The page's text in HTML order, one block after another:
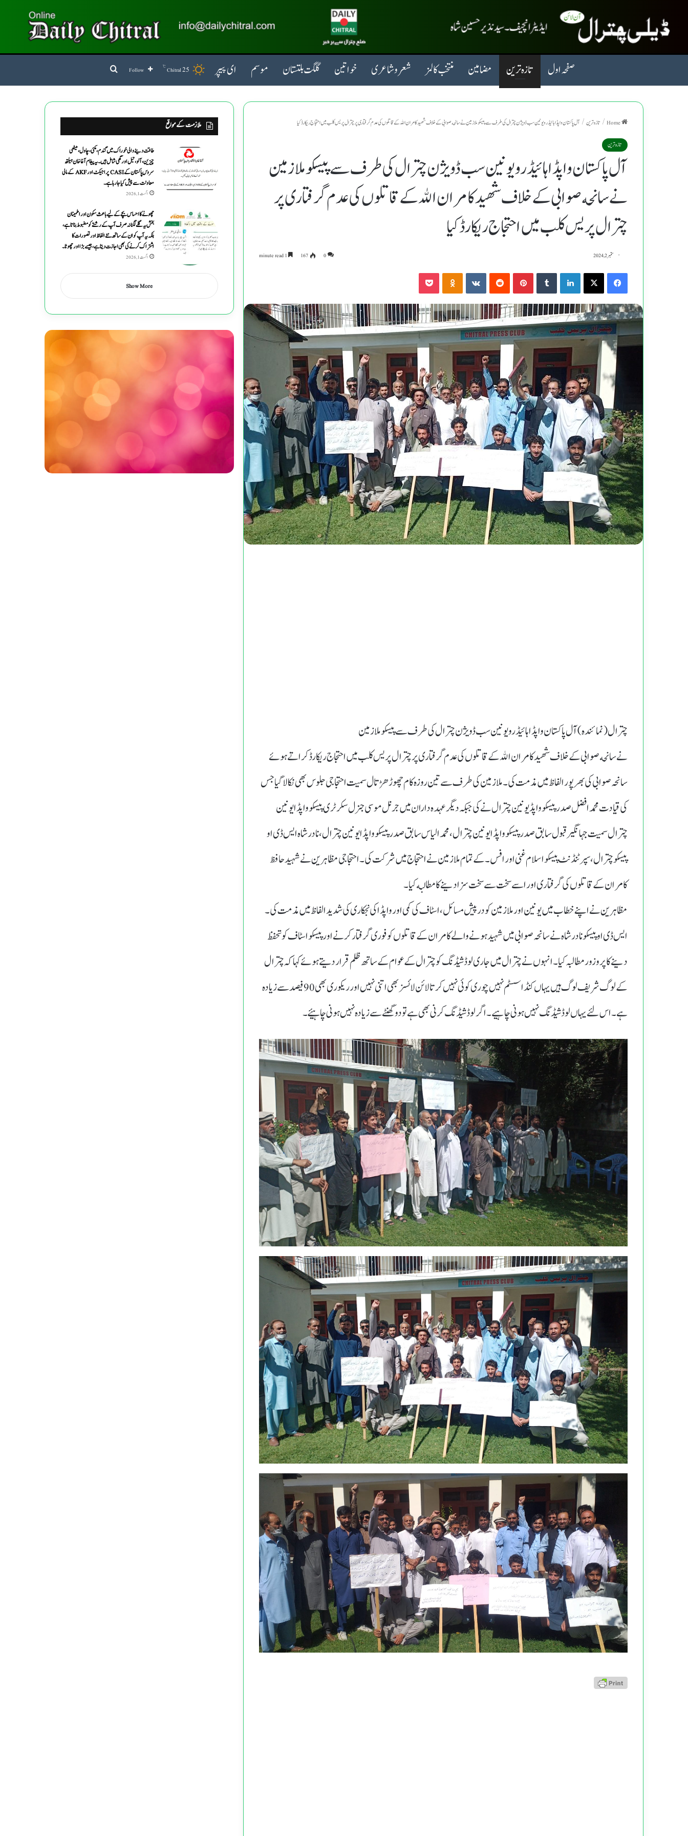
صفحہ اول تازہ ترین مضامین منتخب کالمز شعروشاعری خواتین گلگت بلتستان موسم ای پیپر Chitral25
℃
Follow
Search for
/ تازہ ترین / آل پاکستان واپڈا ہائیڈرو یونین سب ڈویژن چترال کی طرف سے پیسکو ملازمین نے سانحه صوابی کے خلاف شهید کامران الله کے قاتلوں کی عدم گرفتاری پر چترال پریس کلب میں احتجاج ریکارڈ کیا
تازہ ترین
آل پاکستان واپڈا ہائیڈرو یونین سب ڈویژن چترال کی طرف سے پیسکو ملازمین
نے سانحه صوابی کے خلاف شهید کامران الله کے قاتلوں کی عدم گرفتاری پر
چترال پریس کلب میں احتجاج ریکارڈ کیا
ستمبر 2, 2024 0
167
Facebook
X
LinkedIn
Tumblr
Pinterest
Reddit
VKontakte
Odnoklassniki
Pocket
چترال(نمائندہ )آل پاکستان واپڈا ہائیڈرو یونین سب ڈویژن چترال کی طرف سے پیسکو ملازمین
نے سانحه صوابی کے خلاف شهید کامران الله کے قاتلوں کی عدم گرفتاری پر چترال پریس کلب میں احتجاج ریکارڈ کراتے ہوئے
سانحہ صوابی کی بھرپور الفاظ میں مذمت کی۔ملازمین کی طرف سے تین روزہ کام چھوڑهڑتال سمیت احتجاجی جلوس بھی نکالاگیا جس
کی قیادت محمد افضل صدر پیسکو واپڈ یونین چترال نے کی جبکہ دیگر عہدہ داران میں جرنل موسی جنرل سکرٹری پیسکو واپڈا یونین
چترال سمیت جہانگیر قبول سابق صدر پیسکوواپڈایونین چترال ،محمد الیاس سابق صدر پیسکو واپڈا یونین چترال،نادرشاہ ایس ڈی او
پیسکو چترال، سپرٹنڈنٹ پیسکو اسلام غنی اور افس۔ کے تمام ملازمین نے احتجاج میں شرکت کی۔ احتجاجی مظاہرین نے شہید حافظ
کامران کے قاتلوں کی گرفتاری اور اسے سخت سے سخت سزادینے کامطالبه کیا۔
مظاہرین نے اپنے خطاب میں یونین اور ملازمین کو درپیش مسائل،اسٹاف کی کمی اور واپڈا کی نجکاری کی شدید الفاظ میں مذمت کی۔
ایس ڈی او پیسکو نادر شاہ نے سانحہ صوابی میں شہید ہونے والے کامران کے قاتلوں کو فوری گرفتار کرنے اور پیسکو اسٹاف کوتحفظ
دینے کا پروزور مطالبہ کیا۔انہوں نے چترال میں جاری لوڈشیڈنگ کو چترال کے عوام کےساتھ ظلم قرار دیتے ہوئے کہا کہ چترال
کے لوگ شریف لوگ ہیں یہاں کنڈا سسٹم نہیں چوری کوئی نہیں کرتا لائن لائسز بھی اتنی نہیں اور ریکوری بھی 90 فیصد سے زیادہ
ہے۔اس لئے یہاں لوڈشیڈنگ نہیں ہونی چاہیے۔اگر لوڈشیڈنگ کرنی بھی ہے تو دو گھنٹے سے زیادہ نہیں ہونی چاہیئے۔
ملازمت کے مواقع
طاقت دینے والی خوراک میں گندم ،مکئی ،چاول،میٹھی
چیزین ،آلو،تیل اورگھی شامل ہیں۔یہ پیغام آغاخان ہیلتھ
سروس پاکستان کے CASI پراجیکٹ اور AKF کے مالی
معاونت سے پیش کیاجارہاہے۔
اگست 1, 2026
چھونے کا احساس بچے کے لیے باعث سکون اور اطمینان
بخش یہ گلے لگنا نہ صرف آپ کے رشتے کو مضبوط بناتا ہے،
بلکہ یہ آپ کو ان کے ساتھ نئے الفاظ اور تصورات کا
اشتراک کرنے کی بھی اجازت دیتا ہے ، جیسے بڑا اور چھوٹا۔
اگست 1, 2026
Show More